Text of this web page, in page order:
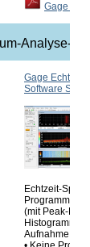
Gage
Analyse-
Gage Echtzeit
Software
Echtzeit-
(mit Peak-
Aufnahme